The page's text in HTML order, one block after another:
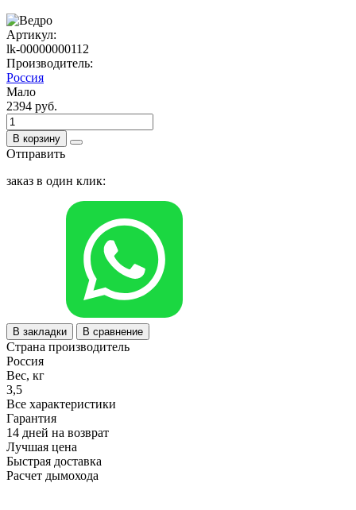
Артикул:
lk-00000000112
Производитель:
Россия
Мало
2394 руб.
В корзину
Отправить
заказ в один клик:
В закладки В сравнение
Страна производитель
Россия
Вес, кг
3,5
Все характеристики
Гарантия
14 дней на возврат
Лучшая цена
Быстрая доставка
Расчет дымохода